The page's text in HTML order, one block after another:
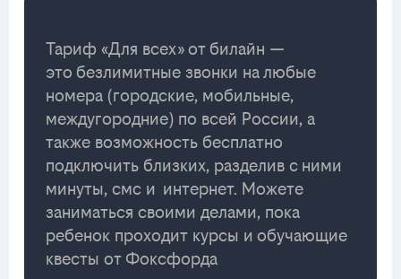
Тариф «Для всех» от билайн —
это безлимитные звонки на любые
номера (городские, мобильные,
междугородние) по всей России, а
также возможность бесплатно
подключить близких, разделив с ними
минуты, смс и интернет. Можете
заниматься своими делами, пока
ребенок проходит курсы и обучающие
квесты от Фоксфорда